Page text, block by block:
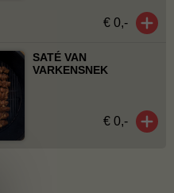
€ 0,-
SATÉ VAN
VARKENSNEK
€ 0,-